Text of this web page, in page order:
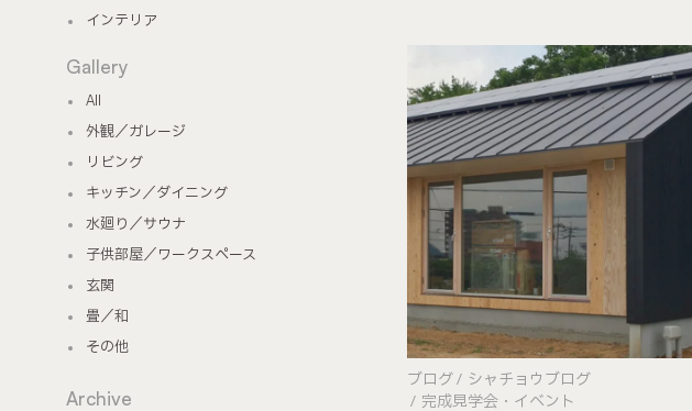
ブログ
シャチョウブログ
完成見学会・イベント
インテリア
Gallery
All
外観／ガレージ
リビング
キッチン／ダイニング
水廻り／サウナ
子供部屋／ワークスペース
玄関
畳／和
その他
Archive